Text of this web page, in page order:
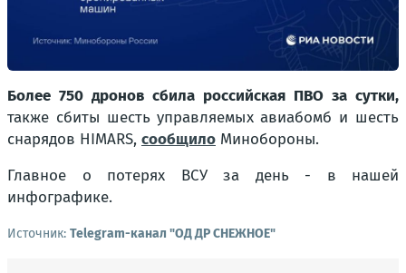
Более 750 дронов сбила российская ПВО за сутки,
также сбиты шесть управляемых авиабомб и шесть
снарядов HIMARS, сообщило Минобороны.
Главное о потерях ВСУ за день - в нашей
инфографике.
Источник: Telegram-канал "ОД ДР СНЕЖНОЕ"